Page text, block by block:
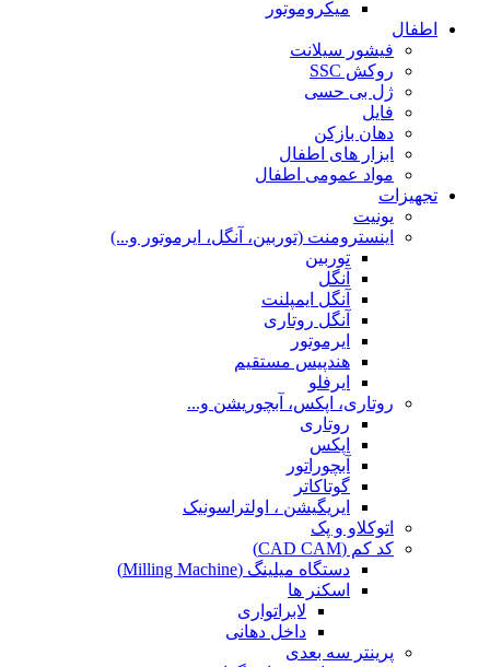
میکروموتور
اطفال
فیشور سیلانت
روکش SSC
ژل بی حسی
فایل
دهان بازکن
ابزار های اطفال
مواد عمومی اطفال
تجهیزات
یونیت
اینسترومنت (توربین، آنگل، ایرموتور و...)
توربین
آنگل
آنگل ایمپلنت
آنگل روتاری
ایرموتور
هندپیس مستقیم
ایرفلو
روتاری، اپکس، آبچوریشن و...
روتاری
اپکس
آبچوراتور
گوتاکاتر
ایریگیشن ، اولتراسونیک
اتوکلاو و پک
کد کم (CAD CAM)
دستگاه میلینگ (Milling Machine)
اسکنر ها
لابراتواری
داخل دهانی
پرینتر سه بعدی